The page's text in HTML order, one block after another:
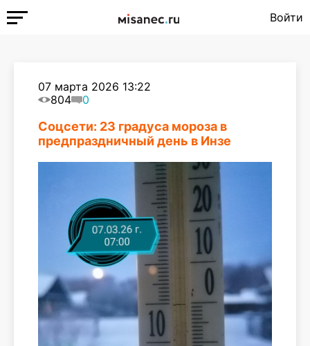
Войти
07 марта 2026 13:22
804
0
Соцсети: 23 градуса мороза в
предпраздничный день в Инзе